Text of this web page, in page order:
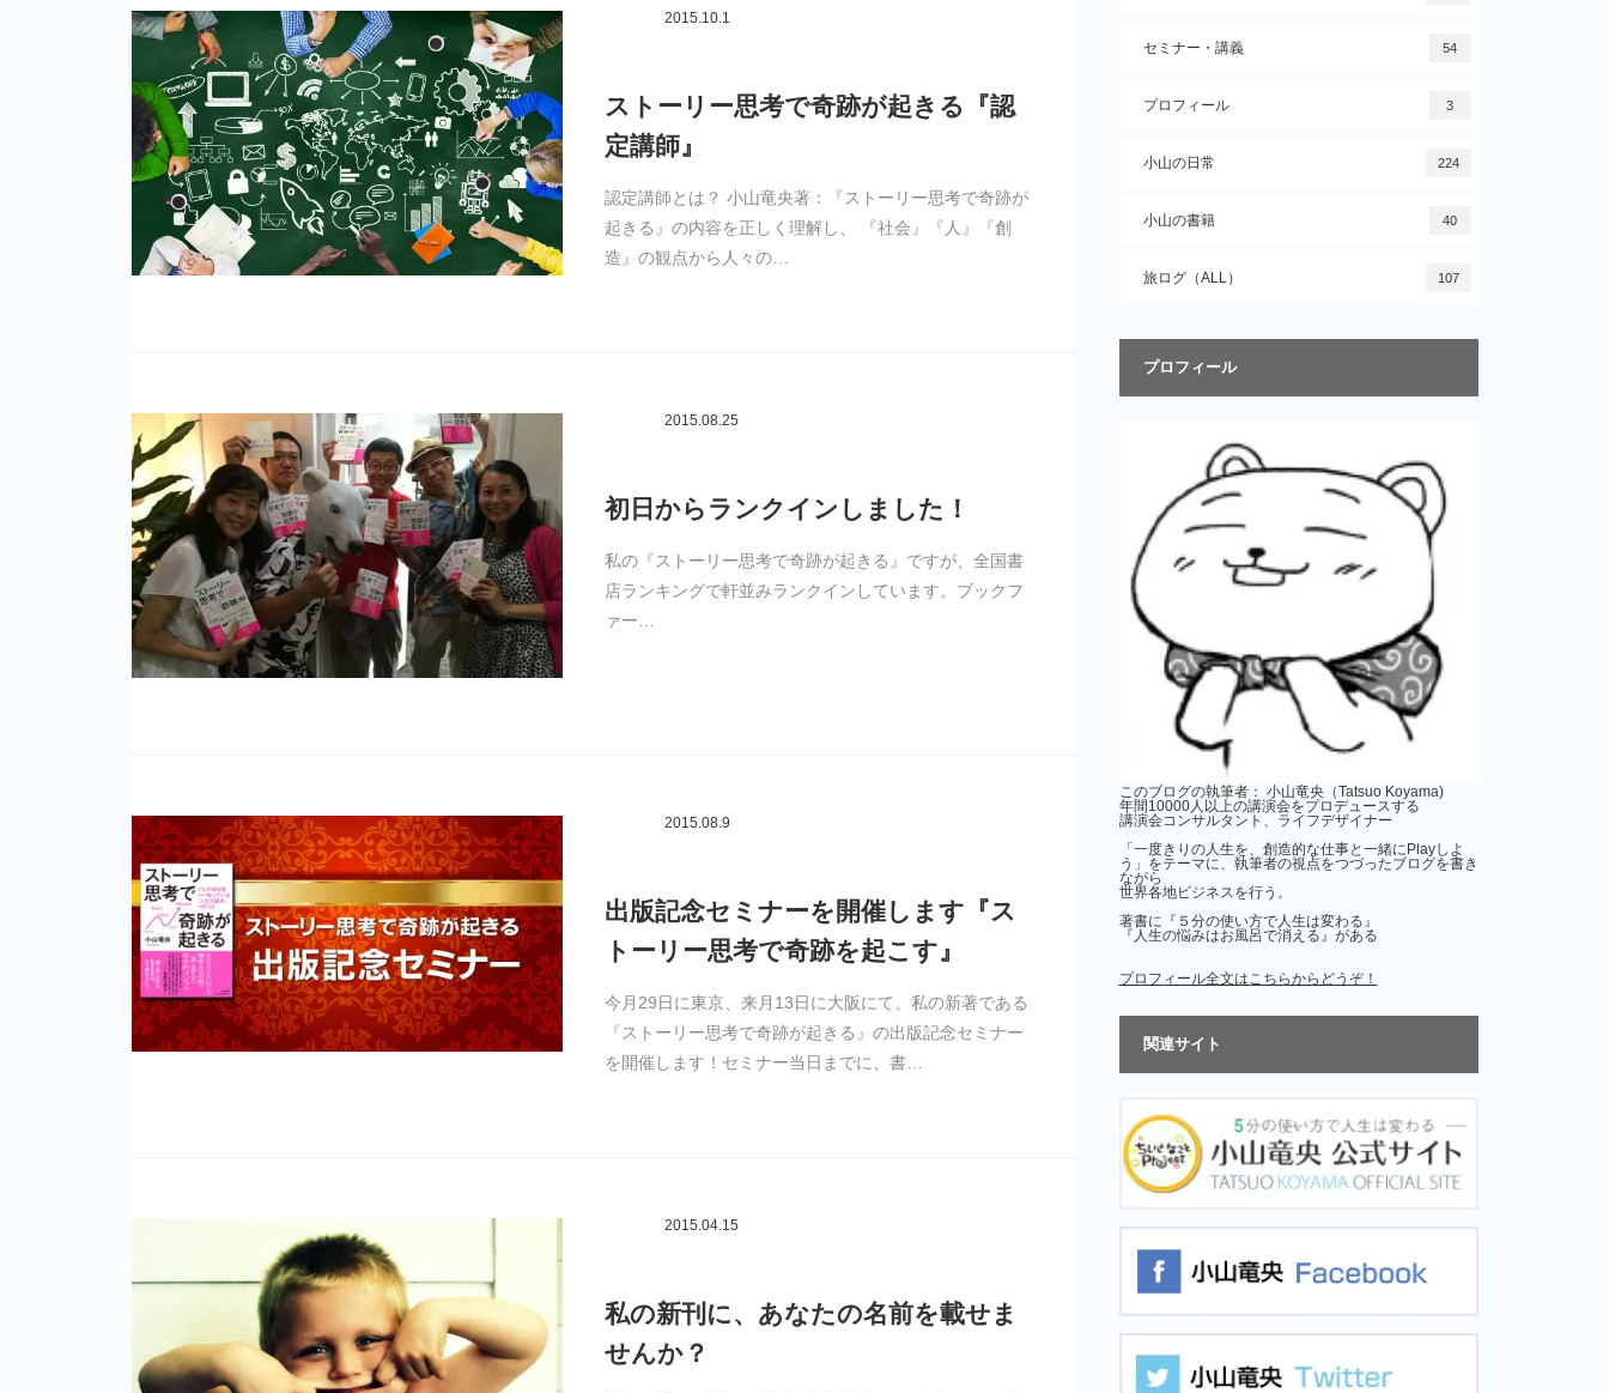
2015.10.1
ストーリー思考で奇跡が起きる『認
定講師』
認定講師とは？ 小山竜央著：『ストーリー思考で奇跡が
起きる』の内容を正しく理解し、 『社会』『人』『創
造』の観点から人々の…
2015.08.25
初日からランクインしました！
私の『ストーリー思考で奇跡が起きる』ですが、全国書
店ランキングで軒並みランクインしています。ブックフ
ァー…
2015.08.9
出版記念セミナーを開催します『ス
トーリー思考で奇跡を起こす』
今月29日に東京、来月13日に大阪にて、私の新著である
『ストーリー思考で奇跡が起きる』の出版記念セミナー
を開催します！セミナー当日までに、書…
2015.04.15
私の新刊に、あなたの名前を載せま
せんか？
セミナー・講義 54
プロフィール 3
小山の日常 224
小山の書籍 40
旅ログ（ALL） 107
プロフィール
このブログの執筆者： 小山竜央（Tatsuo Koyama)
年間10000人以上の講演会をプロデュースする
講演会コンサルタント、ライフデザイナー
「一度きりの人生を、創造的な仕事と一緒にPlayしよ
う」をテーマに、執筆者の視点をつづったブログを書き
ながら
世界各地ビジネスを行う。
著書に『５分の使い方で人生は変わる』
『人生の悩みはお風呂で消える』がある
プロフィール全文はこちらからどうぞ！
関連サイト